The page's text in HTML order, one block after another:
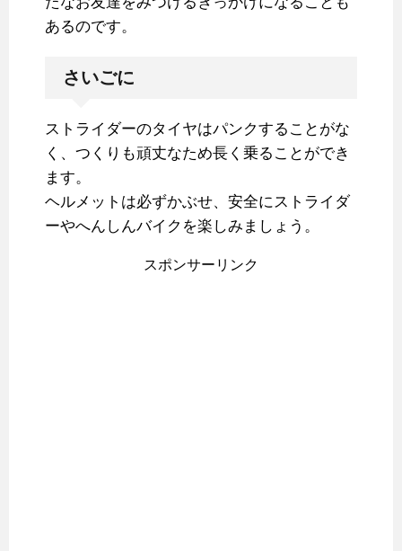
あるのです。
さいごに
ストライダーのタイヤはパンクすることがな
く、つくりも頑丈なため長く乗ることができ
ます。
ヘルメットは必ずかぶせ、安全にストライダ
ーやへんしんバイクを楽しみましょう。
スポンサーリンク